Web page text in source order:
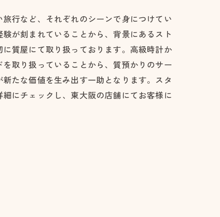
行など、それぞれのシーンで身につけてい
が刻まれていることから、背景にあるスト
質屋にて取り扱っております。高級時計か
取り扱っていることから、質預かりのサー
たな価値を生み出す一助となります。スタ
にチェックし、東大阪の店舗にてお客様に